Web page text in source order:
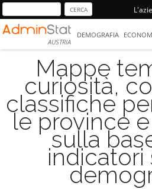
AUSTRIA
DEMOGRAFIA
Mappe
curiosità,
classifiche
le province
sulla
indicatori